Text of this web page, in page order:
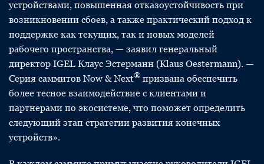
устройствами, повышенная отказоустойчивость при
возникновении сбоев, а также практический подход к
поддержке как текущих, так и новых моделей
рабочего пространства, — заявил генеральный
директор IGEL Клаус Эстерманн (Klaus Oestermann). —
Серия саммитов Now & Next® призвана обеспечить
более тесное взаимодействие с клиентами и
партнерами по экосистеме, что поможет определить
следующий этап стратегии развития конечных
устройств».